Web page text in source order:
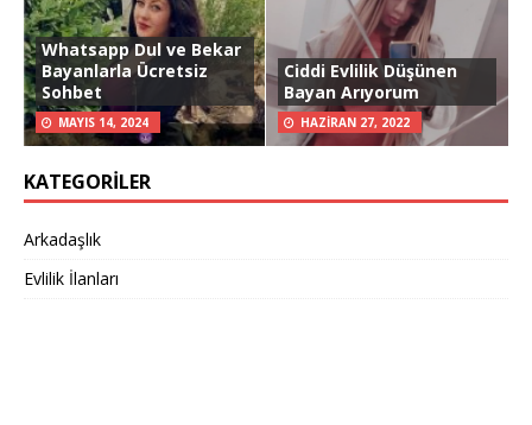
Whatsapp Dul ve Bekar
Bayanlarla Ücretsiz
Sohbet
MAYIS 14, 2024
Ciddi Evlilik Düşünen
Bayan Arıyorum
HAZIRAN 27, 2022
KATEGORILER
Arkadaşlık
Evlilik İlanları